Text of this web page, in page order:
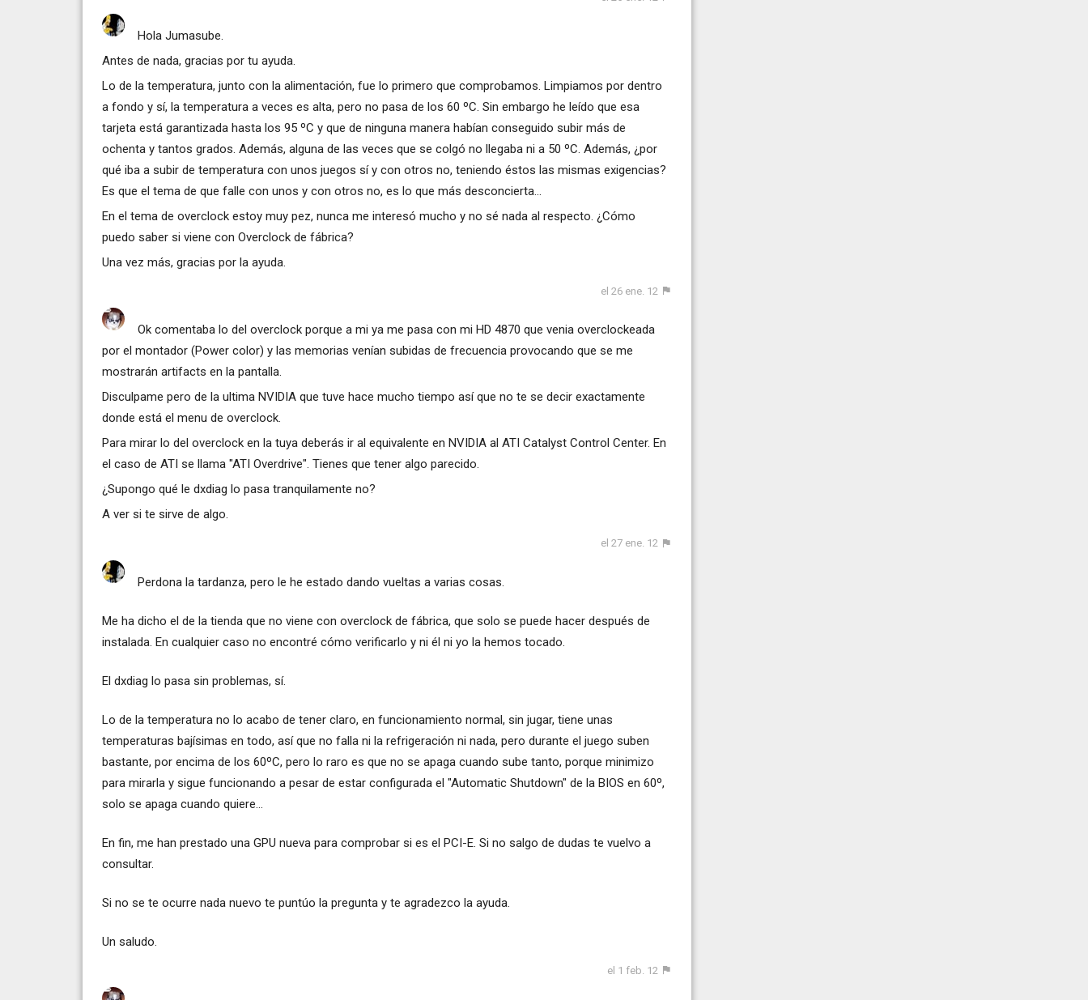
Hola Jumasube.
Antes de nada, gracias por tu ayuda.
Lo de la temperatura, junto con la alimentación, fue lo primero que comprobamos. Limpiamos por dentro
a fondo y sí, la temperatura a veces es alta, pero no pasa de los 60 ºC. Sin embargo he leído que esa
tarjeta está garantizada hasta los 95 ºC y que de ninguna manera habían conseguido subir más de
ochenta y tantos grados. Además, alguna de las veces que se colgó no llegaba ni a 50 ºC. Además, ¿por
qué iba a subir de temperatura con unos juegos sí y con otros no, teniendo éstos las mismas exigencias?
Es que el tema de que falle con unos y con otros no, es lo que más desconcierta...
En el tema de overclock estoy muy pez, nunca me interesó mucho y no sé nada al respecto. ¿Cómo
puedo saber si viene con Overclock de fábrica?
Una vez más, gracias por la ayuda.
el 26 ene. 12
Ok comentaba lo del overclock porque a mi ya me pasa con mi HD 4870 que venia overclockeada
por el montador (Power color) y las memorias venían subidas de frecuencia provocando que se me
mostrarán artifacts en la pantalla.
Disculpame pero de la ultima NVIDIA que tuve hace mucho tiempo así que no te se decir exactamente
donde está el menu de overclock.
Para mirar lo del overclock en la tuya deberás ir al equivalente en NVIDIA al ATI Catalyst Control Center. En
el caso de ATI se llama "ATI Overdrive". Tienes que tener algo parecido.
¿Supongo qué le dxdiag lo pasa tranquilamente no?
A ver si te sirve de algo.
el 27 ene. 12
Perdona la tardanza, pero le he estado dando vueltas a varias cosas.
Me ha dicho el de la tienda que no viene con overclock de fábrica, que solo se puede hacer después de
instalada. En cualquier caso no encontré cómo verificarlo y ni él ni yo la hemos tocado.
El dxdiag lo pasa sin problemas, sí.
Lo de la temperatura no lo acabo de tener claro, en funcionamiento normal, sin jugar, tiene unas
temperaturas bajísimas en todo, así que no falla ni la refrigeración ni nada, pero durante el juego suben
bastante, por encima de los 60ºC, pero lo raro es que no se apaga cuando sube tanto, porque minimizo
para mirarla y sigue funcionando a pesar de estar configurada el "Automatic Shutdown" de la BIOS en 60º,
solo se apaga cuando quiere...
En fin, me han prestado una GPU nueva para comprobar si es el PCI-E. Si no salgo de dudas te vuelvo a
consultar.
Si no se te ocurre nada nuevo te puntúo la pregunta y te agradezco la ayuda.
Un saludo.
el 1 feb. 12